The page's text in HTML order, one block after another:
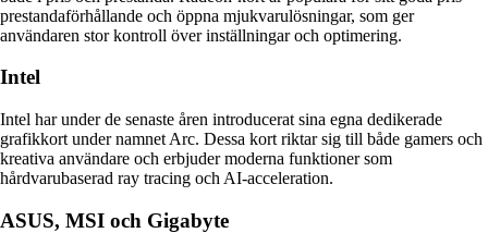
prestandaförhållande och öppna mjukvarulösningar, som ger
användaren stor kontroll över inställningar och optimering.
Intel
Intel har under de senaste åren introducerat sina egna dedikerade
grafikkort under namnet Arc. Dessa kort riktar sig till både gamers och
kreativa användare och erbjuder moderna funktioner som
hårdvarubaserad ray tracing och AI-acceleration.
ASUS, MSI och Gigabyte